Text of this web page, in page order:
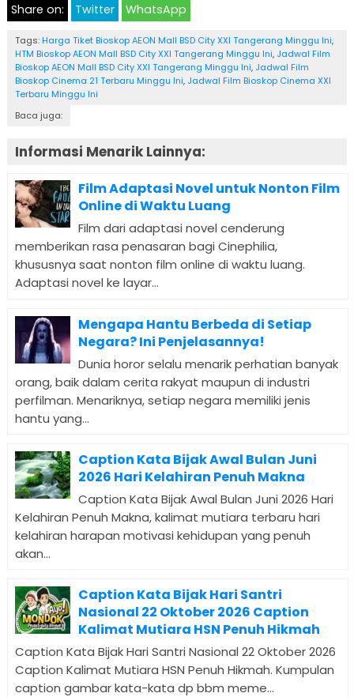
Share on: Twitter WhatsApp
Tags: Harga Tiket Bioskop AEON Mall BSD City XXI Tangerang Minggu Ini,
HTM Bioskop AEON Mall BSD City XXI Tangerang Minggu Ini, Jadwal Film
Bioskop AEON Mall BSD City XXI Tangerang Minggu Ini, Jadwal Film
Bioskop Cinema 21 Terbaru Minggu Ini, Jadwal Film Bioskop Cinema XXI
Terbaru Minggu Ini
Baca juga:
Informasi Menarik Lainnya:
Film Adaptasi Novel untuk Nonton Film
Online di Waktu Luang
Film dari adaptasi novel cenderung
memberikan rasa penasaran bagi Cinephilia,
khususnya saat nonton film online di waktu luang.
Adaptasi novel ke layar...
Mengapa Hantu Berbeda di Setiap
Negara? Ini Penjelasannya!
Dunia horor selalu menarik perhatian banyak
orang, baik dalam cerita rakyat maupun di industri
perfilman. Menariknya, setiap negara memiliki jenis
hantu yang...
Caption Kata Bijak Awal Bulan Juni
2026 Hari Kelahiran Penuh Makna
Caption Kata Bijak Awal Bulan Juni 2026 Hari
Kelahiran Penuh Makna, kalimat mutiara terbaru hari
kelahiran harapan motivasi kehidupan yang penuh
akan...
Caption Kata Bijak Hari Santri
Nasional 22 Oktober 2026 Caption
Kalimat Mutiara HSN Penuh Hikmah
Caption Kata Bijak Hari Santri Nasional 22 Oktober 2026
Caption Kalimat Mutiara HSN Penuh Hikmah. Kumpulan
caption gambar kata-kata dp bbm meme...